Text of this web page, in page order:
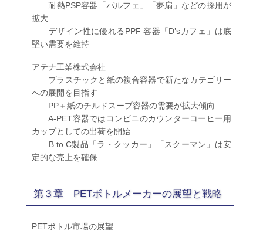
耐熱PSP容器「パルフェ」「夢扇」などの採用が
拡大
デザイン性に優れるPPF 容器「D’sカフェ」は底
堅い需要を維持
アテナ工業株式会社
プラスチックと紙の複合容器で新たなカテゴリー
への展開を目指す
PP＋紙のチルドスープ容器の需要が拡大傾向
A-PET容器ではコンビニのカウンターコーヒー用
カップとしての出荷を開始
B to C製品「ラ・クッカー」「スクーマン」は安
定的な売上を確保
第３章 PETボトルメーカーの展望と戦略
PETボトル市場の展望